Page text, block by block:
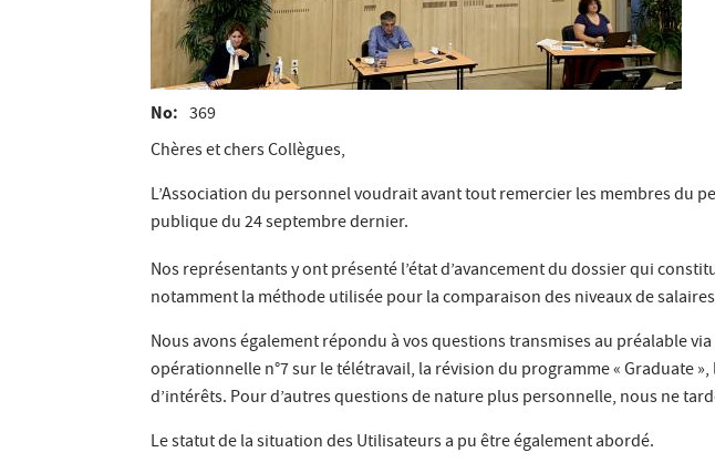
No
369
Chères et chers Collègues,
L’Association du personnel voudrait avant tout remercier les membres du
publique du 24 septembre dernier.
Nos représentants y ont présenté l’état d’avancement du dossier qui
notamment la méthode utilisée pour la comparaison des niveaux de
Nous avons également répondu à vos questions transmises au préalable
opérationnelle n°7 sur le télétravail, la révision du programme « Graduate
d’intérêts. Pour d’autres questions de nature plus personnelle, nous ne
Le statut de la situation des Utilisateurs a pu être également abordé.